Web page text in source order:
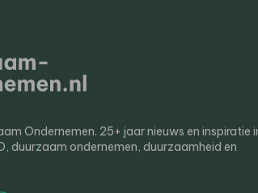
Ondernemen. 25+ jaar nieuws en inspiratie
duurzaam ondernemen, duurzaamheid en